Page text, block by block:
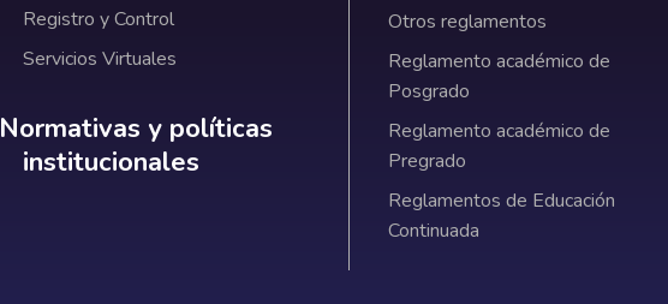
Registro y Control
Servicios Virtuales
Normativas y políticas institucionales
Normativas y políticas
institucionales
Otros reglamentos
Reglamento académico de
Posgrado
Reglamento académico de
Pregrado
Reglamentos de Educación
Continuada